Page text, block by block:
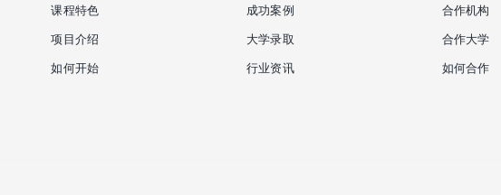
课程特色
项目介绍
如何开始
成功案例
大学录取
行业资讯
合作机构
合作大学
如何合作